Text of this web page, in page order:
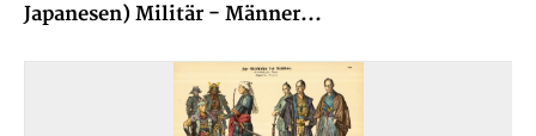
Japanesen) Militär - Männer...